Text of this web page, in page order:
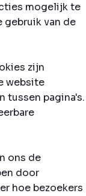
mogelijk te
gebruik van de
zijn
website
tussen pagina's.
ons de
door
hoe bezoekers